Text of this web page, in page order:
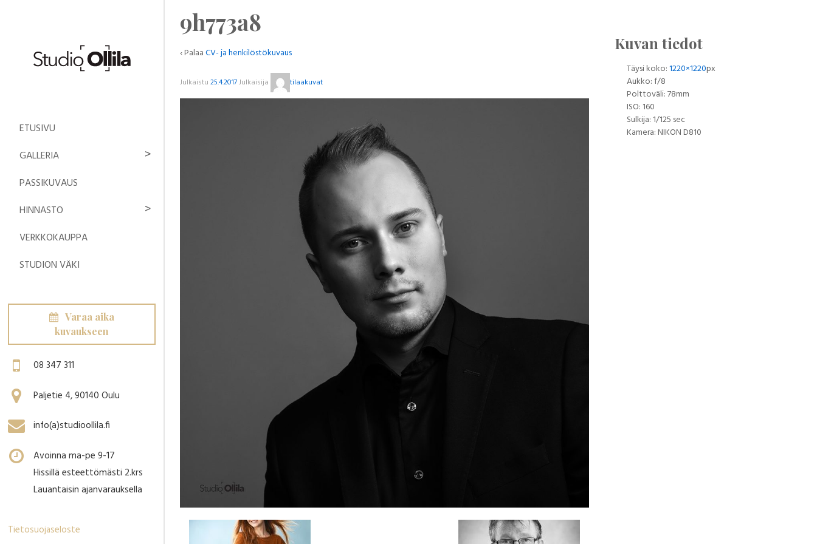
ETUSIVU
GALLERIA
PASSIKUVAUS
HINNASTO
VERKKOKAUPPA
STUDION VÄKI
Varaa aika
kuvaukseen
08 347 311
Paljetie 4, 90140 Oulu
info(a)studioollila.fi
Avoinna ma-pe 9-17
Hissillä esteettömästi 2.krs
Lauantaisin ajanvarauksella
Tietosuojaseloste
9h773a8
‹ PalaaCV- ja henkilöstökuvaus
Julkaistu 25.4.2017Julkaisija tilaakuvat
Kuvan tiedot
Täysi koko:1220×1220px
Aukko: f/8
Polttoväli: 78mm
ISO: 160
Sulkija: 1/125 sec
Kamera: NIKON D810